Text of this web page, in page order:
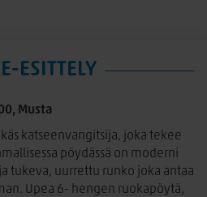
ESITTELY
Musta
katseenvangitsija, joka tekee
pöydässä on moderni
tukeva, uurrettu runko joka antaa
Upea 6- hengen ruokapöytä,